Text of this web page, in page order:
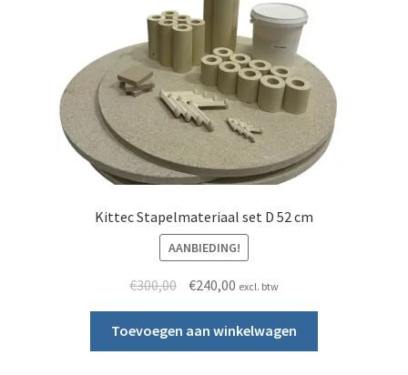
Kittec Stapelmateriaal set D 52 cm
AANBIEDING!
€300,00 Oorspronkelijke prijs was: €300,00.
€240,00Huidige prijs is: €240,00.
excl. btw
Toevoegen aan winkelwagen